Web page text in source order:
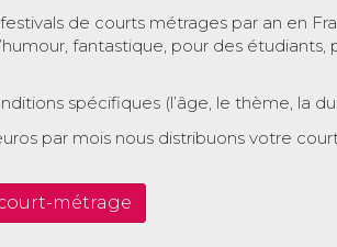
de courts métrages par an en
fantastique, pour des
spécifiques (l’âge, le thème, la
par mois nous distribuons votre
métrage